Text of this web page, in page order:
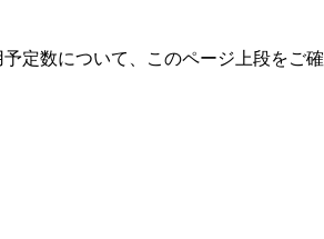
数について、このページ上段をご確